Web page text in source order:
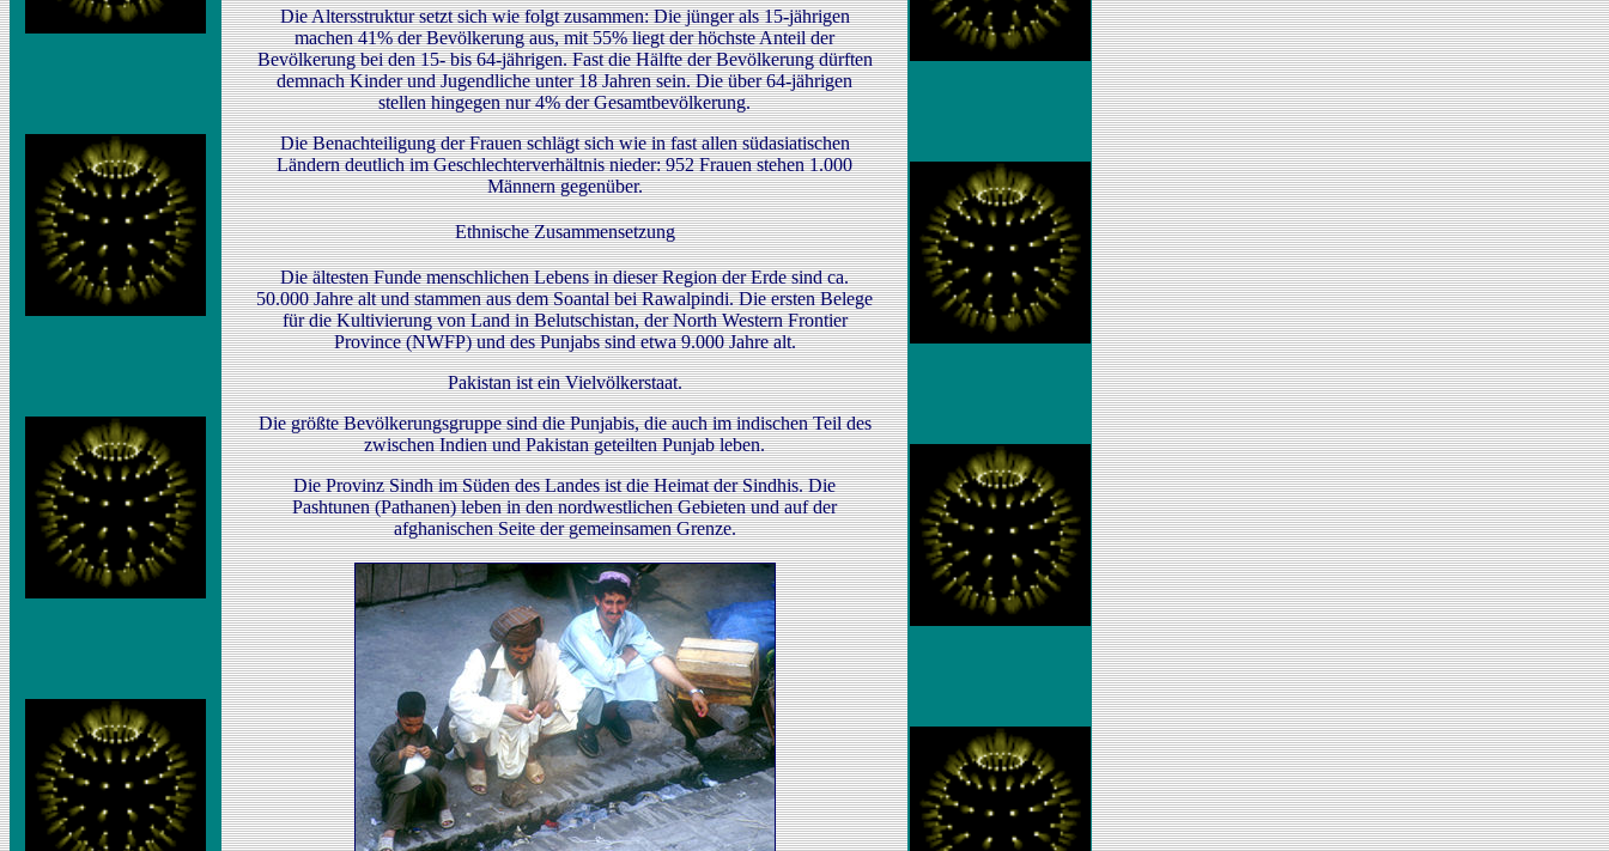
Die Altersstruktur setzt sich wie folgt zusammen: Die jünger als 15-jährigen
machen 41% der Bevölkerung aus, mit 55% liegt der höchste Anteil der
Bevölkerung bei den 15- bis 64-jährigen. Fast die Hälfte der Bevölkerung dürften
demnach Kinder und Jugendliche unter 18 Jahren sein. Die über 64-jährigen
stellen hingegen nur 4% der Gesamtbevölkerung.
Die Benachteiligung der Frauen schlägt sich wie in fast allen südasiatischen
Ländern deutlich im Geschlechterverhältnis nieder: 952 Frauen stehen 1.000
Männern gegenüber.
Ethnische Zusammensetzung
Die ältesten Funde menschlichen Lebens in dieser Region der Erde sind ca.
50.000 Jahre alt und stammen aus dem Soantal bei Rawalpindi. Die ersten Belege
für die Kultivierung von Land in Belutschistan, der North Western Frontier
Province (NWFP) und des Punjabs sind etwa 9.000 Jahre alt.
Pakistan ist ein Vielvölkerstaat.
Die größte Bevölkerungsgruppe sind die Punjabis, die auch im indischen Teil des
zwischen Indien und Pakistan geteilten Punjab leben.
Die Provinz Sindh im Süden des Landes ist die Heimat der Sindhis. Die
Pashtunen (Pathanen) leben in den nordwestlichen Gebieten und auf der
afghanischen Seite der gemeinsamen Grenze.